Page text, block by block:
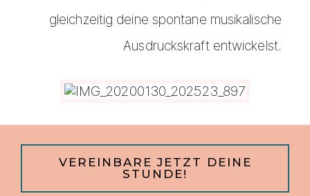
gleichzeitig deine spontane musikalische
Ausdruckskraft entwickelst.
VEREINBARE JETZT DEINE
STUNDE!